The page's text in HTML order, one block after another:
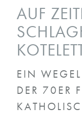
AUF
EIN
DER 70ER